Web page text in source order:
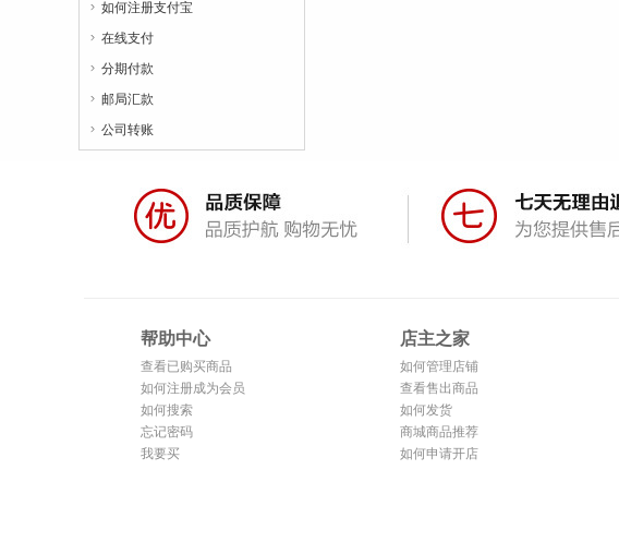
 如何注册支付宝
 在线支付
 分期付款
 邮局汇款
 公司转账
帮助中心
查看已购买商品
如何注册成为会员
如何搜索
忘记密码
我要买
店主之家
如何管理店铺
查看售出商品
如何发货
商城商品推荐
如何申请开店